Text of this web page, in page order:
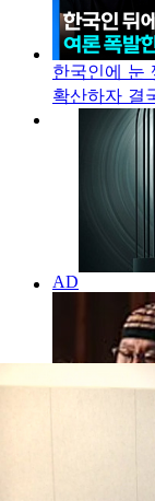
한국인에 눈
확산하자 결